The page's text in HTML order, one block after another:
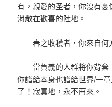
有，親愛的圣者，你沒有
消散在歡喜的陸地。
春之收穫者，你來自何
當負義的人群將你背
你譜給本身也譜給世界/一
了！寂寞地，永不再來。